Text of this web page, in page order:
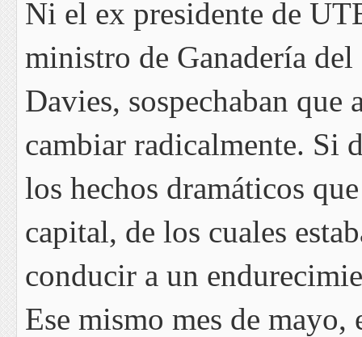
Ni el ex presidente de
ministro de Ganadería
Davies, sospechaban que
cambiar radicalmente. Si
los hechos dramáticos
capital, de los cuales
conducir a un
Ese mismo mes de